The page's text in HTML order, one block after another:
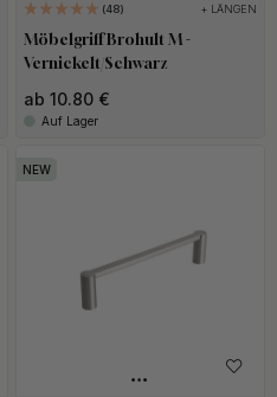
48 + LÄNGEN
Möbelgriff Brohult M -
Vernickelt/Schwarz
ab 10.80 €
Auf Lager